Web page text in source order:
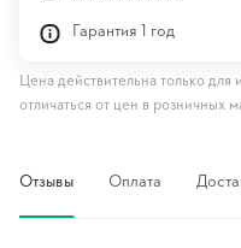
Гарантия 1 год
Цена действительна только
отличаться от цен в розничных
Отзывы Оплата